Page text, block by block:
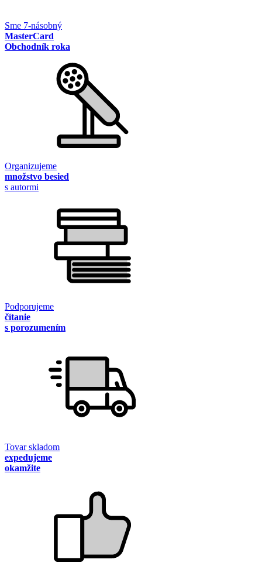
Sme 7-násobný
MasterCard
Obchodník roka
Organizujeme
množstvo besied
s autormi
Podporujeme
čítanie
s porozumením
Tovar skladom
expedujeme
okamžite